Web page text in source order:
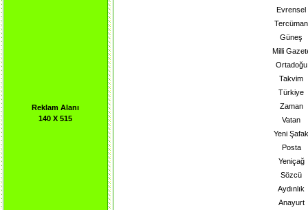
Reklam Alanı
140 X 515
Evrensel
Tercüman
Güneş
Milli
Ortadoğu
Takvim
Türkiye
Zaman
Vatan
Yeni Şafak
Posta
Yeniçağ
Sözcü
Aydınlık
Anayurt